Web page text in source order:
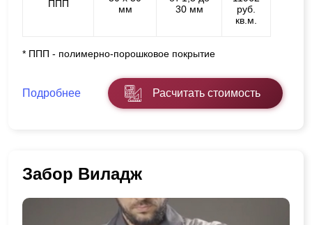
ППП
мм
30 мм
руб.
кв.м.
* ППП - полимерно-порошковое покрытие
Подробнее Расчитать стоимость
Забор Виладж